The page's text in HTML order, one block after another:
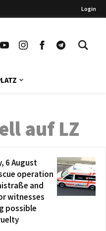
Login
auf LZ
6 August
operation
and
witnesses
possible